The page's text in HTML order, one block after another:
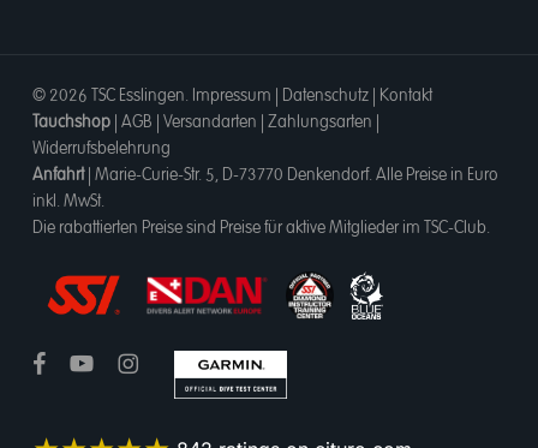
© 2026 TSC Esslingen. Impressum Datenschutz| Kontakt
Tauchshop| AGB Versandarten Zahlungsarten
Widerrufsbelehrung
Anfahrt| Marie-Curie-Str. 5, D-73770 Denkendorf. Alle Preise in Euro
inkl. MwSt.
Die rabattierten Preise sind Preise für aktive Mitglieder im TSC-Club.